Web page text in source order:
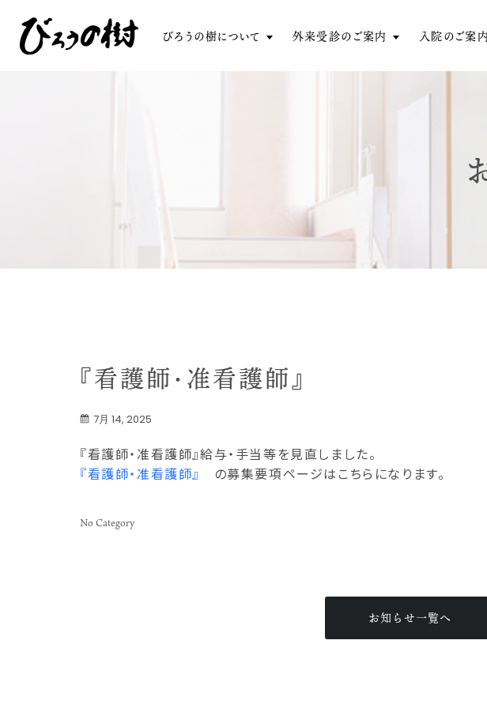
びろうの樹について 外来受診のご案内 入院のご案内
『看護師・准看護師』
7月 14, 2025
『看護師・准看護師』給与・手当等を見直しました。
『看護師・准看護師』
の募集要項ページはこちらになります。
No Category
お知らせ一覧へ